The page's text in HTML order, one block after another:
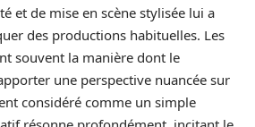
et de mise en scène stylisée lui a
des productions habituelles. Les
souvent la manière dont le
une perspective nuancée sur
considéré comme un simple